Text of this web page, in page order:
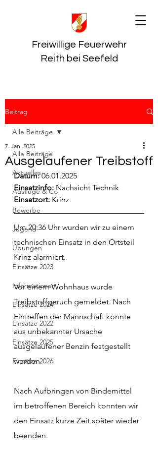
Freiwillige Feuerwehr
Reith bei Seefeld
Beitrag
Alle Beiträge
Aktuelles
Ausflüge & Co
Bewerbe
Jugend
Übungen
Einsätze 2023
Informationen
Einsätze 2024
Einsätze 2022
Einsätze 2025
Einsätze 2026
Alle Beiträge
Ausgelaufener Treibstoff
7. Jan. 2025
Datum: 06.01.2025
Einsatzinfo: Nachsicht Technik
Einsatzort: Krinz
Um 20:36 Uhr wurden wir zu einem
technischen Einsatz in den Ortsteil
Krinz alarmiert.
Vor einem Wohnhaus wurde
Treibstoffgeruch gemeldet. Nach
Eintreffen der Mannschaft konnte
aus unbekannter Ursache
ausgelaufener Benzin festgestellt
werden.
Nach Aufbringen von Bindemittel
im betroffenen Bereich konnten wir
den Einsatz kurze Zeit später wieder
beenden.